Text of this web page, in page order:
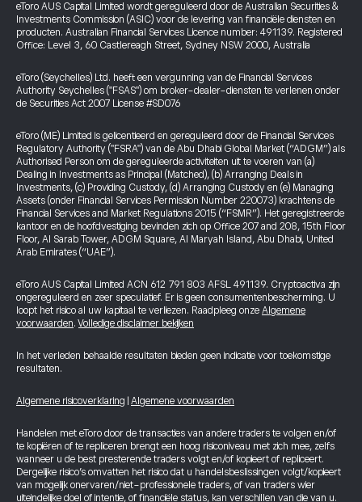
eToro AUS Capital Limited wordt gereguleerd door de Australian Securities &
Investments Commission (ASIC) voor de levering van financiële diensten en
producten. Australian Financial Services Licence number: 491139. Registered
Office: Level 3, 60 Castlereagh Street, Sydney NSW 2000, Australia
eToro (Seychelles) Ltd. heeft een vergunning van de Financial Services
Authority Seychelles ("FSAS") om broker-dealer-diensten te verlenen onder
de Securities Act 2007 License #SD076
eToro (ME) Limited is gelicentieerd en gereguleerd door de Financial Services
Regulatory Authority ("FSRA") van de Abu Dhabi Global Market (“ADGM”) als
Authorised Person om de gereguleerde activiteiten uit te voeren van (a)
Dealing in Investments as Principal (Matched), (b) Arranging Deals in
Investments, (c) Providing Custody, (d) Arranging Custody en (e) Managing
Assets (onder Financial Services Permission Number 220073) krachtens de
Financial Services and Market Regulations 2015 (“FSMR”). Het geregistreerde
kantoor en de hoofdvestiging bevinden zich op Office 207 and 208, 15th Floor
Floor, Al Sarab Tower, ADGM Square, Al Maryah Island, Abu Dhabi, United
Arab Emirates (“UAE”).
eToro AUS Capital Limited ACN 612 791 803 AFSL 491139. Cryptoactiva zijn
ongereguleerd en zeer speculatief. Er is geen consumentenbescherming. U
loopt het risico al uw kapitaal te verliezen. Raadpleeg onze Algemene
voorwaarden.Volledige disclaimer bekijken
In het verleden behaalde resultaten bieden geen indicatie voor toekomstige
resultaten.
Algemene risicoverklaring Algemene voorwaarden
Handelen met eToro door de transacties van andere traders te volgen en/of
te kopiëren of te repliceren brengt een hoog risiconiveau met zich mee, zelfs
wanneer u de best presterende traders volgt en/of kopieert of repliceert.
Dergelijke risico’s omvatten het risico dat u handelsbeslissingen volgt/kopieert
van mogelijk onervaren/niet-professionele traders, of van traders wier
uiteindelijke doel of intentie, of financiële status, kan verschillen van die van u.